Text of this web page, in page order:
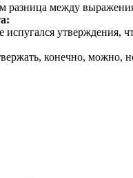
разница между
испугался утверждения,
конечно, можно,